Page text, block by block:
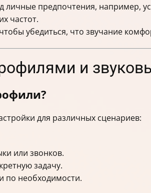
личные предпочтения, например,
частот.
убедиться, что звучание
и
для различных сценариев:
или звонков.
задачу.
по необходимости.